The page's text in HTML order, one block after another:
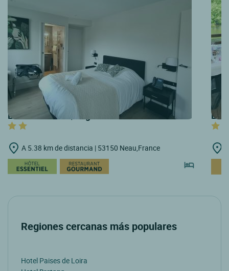
LOGIS HOTELS | Logis Hôtel la Croix Verte
A 5.38 km de distancia | 53150 Neau,France
Regiones cercanas más populares
Hotel Paises de Loira